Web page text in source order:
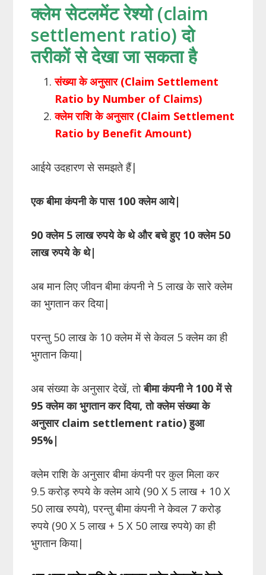
क्लेम सेटलमेंट रेश्यो (claim
settlement ratio) दो
तरीकों से देखा जा सकता है
संख्या के अनुसार (Claim Settlement
Ratio by Number of Claims)
क्लेम राशि के अनुसार (Claim Settlement
Ratio by Benefit Amount)
आईये उदहारण से समझते हैं|
एक बीमा कंपनी के पास 100 क्लेम आये|
90 क्लेम 5 लाख रुपये के थे और बचे हुए 10 क्लेम 50
लाख रुपये के थे|
अब मान लिए जीवन बीमा कंपनी ने 5 लाख के सारे क्लेम
का भुगतान कर दिया|
परन्तु 50 लाख के 10 क्लेम में से केवल 5 क्लेम का ही
भुगतान किया|
अब संख्या के अनुसार देखें, तोबीमा कंपनी ने 100 में से
95 क्लेम का भुगतान कर दिया, तो क्लेम संख्या के
अनुसार claim settlement ratio) हुआ
95%|
क्लेम राशि के अनुसार बीमा कंपनी पर कुल मिला कर
9.5 करोड़ रुपये के क्लेम आये (90 X 5 लाख + 10 X
50 लाख रुपये), परन्तु बीमा कंपनी ने केवल 7 करोड़
रुपये (90 X 5 लाख + 5 X 50 लाख रुपये) का ही
भुगतान किया|